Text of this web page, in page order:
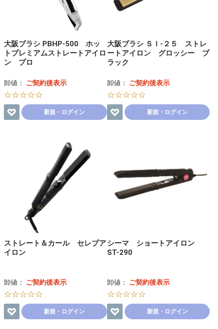
大阪ブラシ PBHP-500 ホッ
トプレミアムストレートアイロ
ン プロ
卸値： ご契約後表示
☆☆☆☆☆
新規・ログイン
大阪ブラシ ＳＩ-２５ ストレ
ートアイロン グロッシー ブ
ラック
卸値： ご契約後表示
☆☆☆☆☆
新規・ログイン
ストレート＆カール セレブア
イロン
卸値： ご契約後表示
☆☆☆☆☆
新規・ログイン
シーマ ショートアイロン
ST-290
卸値： ご契約後表示
☆☆☆☆☆
新規・ログイン